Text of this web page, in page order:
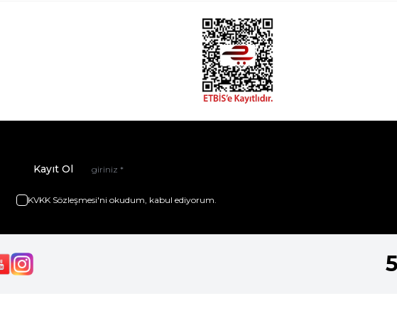
Kayıt Ol
KVKK Sözleşmesi'ni okudum, kabul ediyorum.